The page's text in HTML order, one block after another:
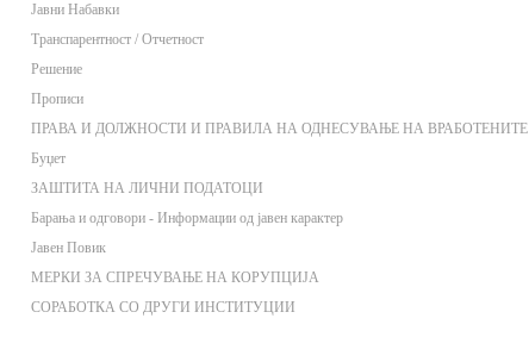
Јавни Набавки
Транспарентност / Отчетност
Решение
Прописи
ПРАВА И ДОЛЖНОСТИ И ПРАВИЛА НА ОДНЕСУВАЊЕ НА ВРАБОТЕНИТЕ
Буџет
ЗАШТИТА НА ЛИЧНИ ПОДАТОЦИ
Барања и одговори - Информации од јавен карактер
Јавен Повик
МЕРКИ ЗА СПРЕЧУВАЊЕ НА КОРУПЦИЈА
СОРАБОТКА СО ДРУГИ ИНСТИТУЦИИ